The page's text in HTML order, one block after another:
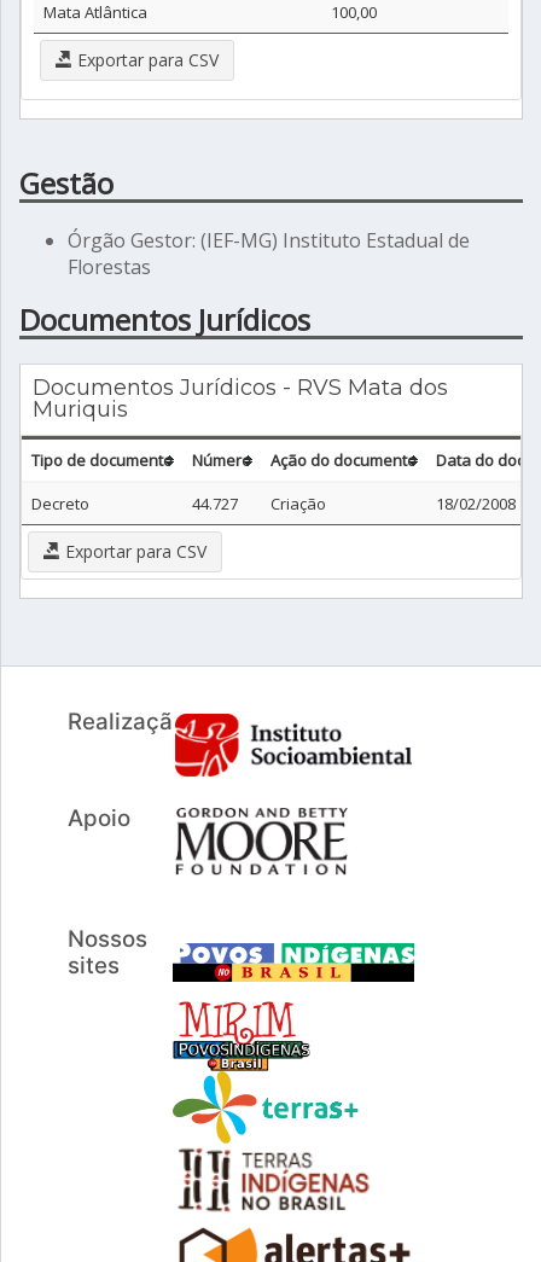
Mata Atlântica
100,00
Exportar para CSV
Gestão
Órgão Gestor: (IEF-MG) Instituto Estadual de
Florestas
Documentos Jurídicos
Documentos Jurídicos - RVS Mata dos
Muriquis
Tipo de documento Número Ação do documento
Data do
Decreto
44.727 Criação 18/02/2008
Exportar para CSV